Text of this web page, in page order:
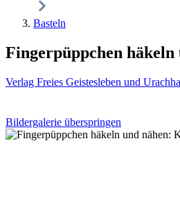
Basteln
Fingerpüppchen
Verlag Freies Geistesleben und
Bildergalerie überspringen